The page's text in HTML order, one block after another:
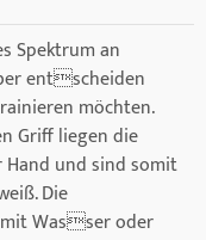
Spektrum an
entscheiden
möchten.
Griff liegen die
und sind somit
Die
Wasser oder